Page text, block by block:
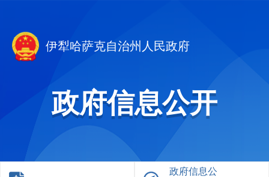
伊犁哈萨克自治州人民政府
政府信息公开
政府信息公